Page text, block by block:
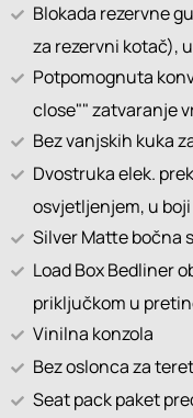
Blokada rezervne
za rezervni kotač),
Potpomognuta
close"" zatvaranje
Bez vanjskih kuka
Dvostruka elek.
osvjetljenjem, u
Silver Matte bočna
Load Box Bedliner
priključkom u
Vinilna konzola
Bez oslonca za teret
Seat pack paket